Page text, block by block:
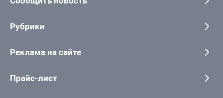
Рубрики
Реклама на сайте
Прайс-лист